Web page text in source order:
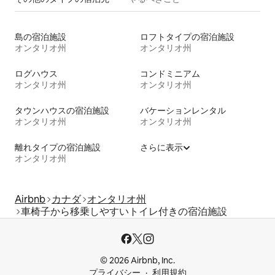
島の宿泊施設
オンタリオ州
ロフトタイプの宿泊施設
オンタリオ州
ログハウス
オンタリオ州
コンドミニアム
オンタリオ州
タウンハウスの宿泊施設
オンタリオ州
バケーションレンタル
オンタリオ州
離れタイプの宿泊施設
オンタリオ州
さらに表示
Airbnb カナダ オンタリオ州
車椅子から移乗しやすいトイレ付きの宿泊施設
© 2026 Airbnb, Inc.
プライバシー
利用規約